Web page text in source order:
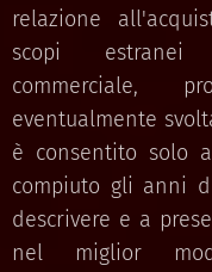
relazione
scopi estranei
commerciale,
eventualmente
è consentito solo
compiuto gli anni
descrivere e a
nel miglior